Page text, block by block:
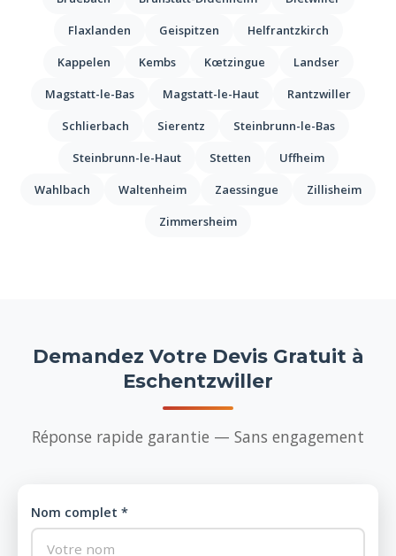
Flaxlanden
Geispitzen
Helfrantzkirch
Kappelen
Kembs Kœtzingue
Landser
Magstatt-le-Bas
Magstatt-le-Haut
Rantzwiller
Schlierbach
Sierentz
Steinbrunn-le-Bas
Steinbrunn-le-Haut
Stetten
Uffheim
Wahlbach
Waltenheim Zaessingue
Zillisheim
Zimmersheim
Demandez Votre Devis Gratuit à
Eschentzwiller
Réponse rapide garantie — Sans engagement
Nom complet *